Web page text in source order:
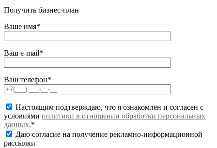
Получить бизнес-план
Ваше имя*
Ваш e-mail*
Ваш телефон*
Настоящим подтверждаю, что я ознакомлен и согласен с
условиями политики в отношении обработки персональных
данных.*
Даю согласие на получение рекламно-информационной
рассылки